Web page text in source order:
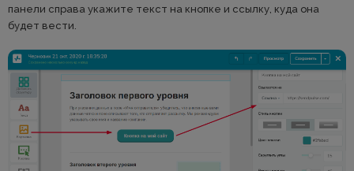
панели справа укажите текст на кнопке и ссылку, куда она
будет вести.